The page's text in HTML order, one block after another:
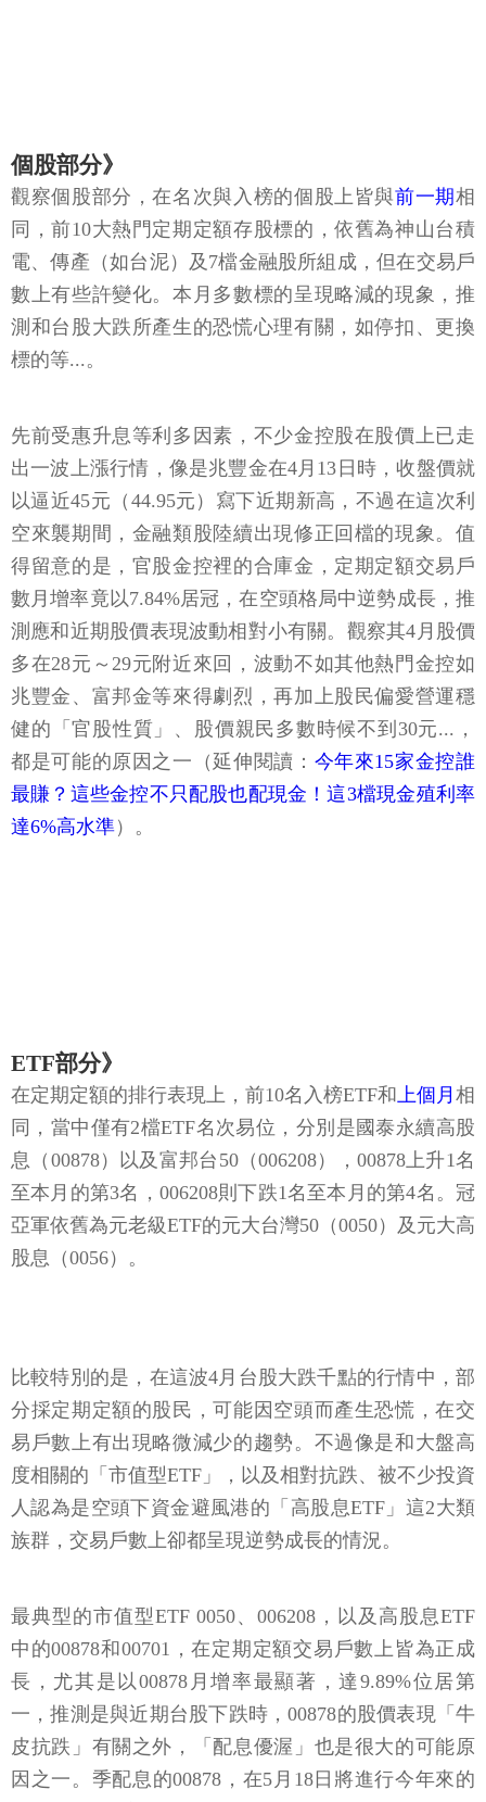
個股部分》
觀察個股部分，在名次與入榜的個股上皆與前一期相
同，前10大熱門定期定額存股標的，依舊為神山台積
電、傳產（如台泥）及7檔金融股所組成，但在交易戶
數上有些許變化。本月多數標的呈現略減的現象，推
測和台股大跌所產生的恐慌心理有關，如停扣、更換
標的等...。
先前受惠升息等利多因素，不少金控股在股價上已走
出一波上漲行情，像是兆豐金在4月13日時，收盤價就
以逼近45元（44.95元）寫下近期新高，不過在這次利
空來襲期間，金融類股陸續出現修正回檔的現象。值
得留意的是，官股金控裡的合庫金，定期定額交易戶
數月增率竟以7.84%居冠，在空頭格局中逆勢成長，推
測應和近期股價表現波動相對小有關。觀察其4月股價
多在28元～29元附近來回，波動不如其他熱門金控如
兆豐金、富邦金等來得劇烈，再加上股民偏愛營運穩
健的「官股性質」、股價親民多數時候不到30元...，
都是可能的原因之一（延伸閱讀： 今年來15家金控誰
最賺？這些金控不只配股也配現金！這3檔現金殖利率
達6%高水準）。
ETF部分》
在定期定額的排行表現上，前10名入榜ETF和上個月 相
同，當中僅有2檔ETF名次易位，分別是國泰永續高股
息（00878）以及富邦台50（006208），00878上升1名
至本月的第3名，006208則下跌1名至本月的第4名。冠
亞軍依舊為元老級ETF的元大台灣50（0050）及元大高
股息（0056）。
比較特別的是，在這波4月台股大跌千點的行情中，部
分採定期定額的股民，可能因空頭而產生恐慌，在交
易戶數上有出現略微減少的趨勢。不過像是和大盤高
度相關的「市值型ETF」，以及相對抗跌、被不少投資
人認為是空頭下資金避風港的「高股息ETF」這2大類
族群，交易戶數上卻都呈現逆勢成長的情況。
最典型的市值型ETF 0050、006208，以及高股息ETF
中的00878和00701，在定期定額交易戶數上皆為正成
長，尤其是以00878月增率最顯著，達9.89%位居第
一，推測是與近期台股下跌時，00878的股價表現「牛
皮抗跌」有關之外，「配息優渥」也是很大的可能原
因之一。季配息的00878，在5月18日將進行今年來的